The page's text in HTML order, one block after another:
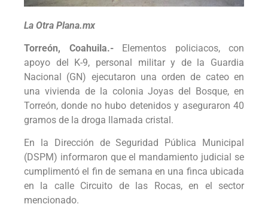
La Otra Plana.mx
Torreón, Coahuila.-Elementos policiacos, con
apoyo del K-9, personal militar y de la Guardia
Nacional (GN) ejecutaron una orden de cateo en
una vivienda de la colonia Joyas del Bosque, en
Torreón, donde no hubo detenidos y aseguraron 40
gramos de la droga llamada cristal.
En la Dirección de Seguridad Pública Municipal
(DSPM) informaron que el mandamiento judicial se
cumplimentó el fin de semana en una finca ubicada
en la calle Circuito de las Rocas, en el sector
mencionado.